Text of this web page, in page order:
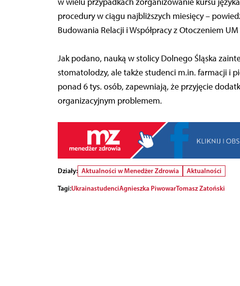
procedury w ciągu najbliższych miesięcy –
Budowania Relacji i Współpracy z Otoczeniem UM
Jak podano, nauką w stolicy Dolnego Śląska
stomatolodzy, ale także studenci m.in. farmacji i
ponad 6 tys. osób, zapewniają, że przyjęcie
organizacyjnym problemem.
Działy: Aktualności w Menedżer Zdrowia
Aktualności
Tagi:UkrainastudenciAgnieszka PiwowarTomasz Zatoński